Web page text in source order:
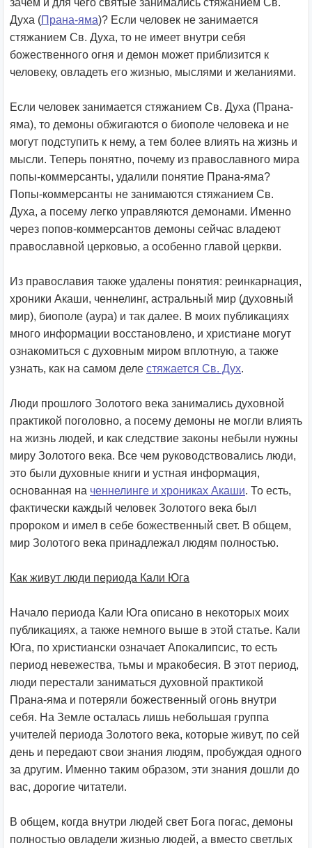
зачем и для чего святые занимались стяжанием Св.
Духа (Прана-яма)? Если человек не занимается
стяжанием Св. Духа, то не имеет внутри себя
божественного огня и демон может приблизится к
человеку, овладеть его жизнью, мыслями и желаниями.
Если человек занимается стяжанием Св. Духа (Прана-
яма), то демоны обжигаются о биополе человека и не
могут подступить к нему, а тем более влиять на жизнь и
мысли. Теперь понятно, почему из православного мира
попы-коммерсанты, удалили понятие Прана-яма?
Попы-коммерсанты не занимаются стяжанием Св.
Духа, а посему легко управляются демонами. Именно
через попов-коммерсантов демоны сейчас владеют
православной церковью, а особенно главой церкви.
Из православия также удалены понятия: реинкарнация,
хроники Акаши, ченнелинг, астральный мир (духовный
мир), биополе (аура) и так далее. В моих публикациях
много информации восстановлено, и христиане могут
ознакомиться с духовным миром вплотную, а также
узнать, как на самом деле стяжается Св. Дух.
Люди прошлого Золотого века занимались духовной
практикой поголовно, а посему демоны не могли влиять
на жизнь людей, и как следствие законы небыли нужны
миру Золотого века. Все чем руководствовались люди,
это были духовные книги и устная информация,
основанная на ченнелинге и хрониках Акаши. То есть,
фактически каждый человек Золотого века был
пророком и имел в себе божественный свет. В общем,
мир Золотого века принадлежал людям полностью.
Как живут люди периода Кали Юга
Начало периода Кали Юга описано в некоторых моих
публикациях, а также немного выше в этой статье. Кали
Юга, по христиански означает Апокалипсис, то есть
период невежества, тьмы и мракобесия. В этот период,
люди перестали заниматься духовной практикой
Прана-яма и потеряли божественный огонь внутри
себя. На Земле осталась лишь небольшая группа
учителей периода Золотого века, которые живут, по сей
день и передают свои знания людям, пробуждая одного
за другим. Именно таким образом, эти знания дошли до
вас, дорогие читатели.
В общем, когда внутри людей свет Бога погас, демоны
полностью овладели жизнью людей, а вместо светлых